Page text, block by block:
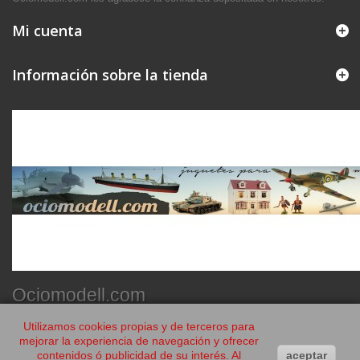
Mi cuenta
Información sobre la tienda
Ociomodell.com
Utilizamos cookies propias y de terceros para
mejorar la experiencia de navegación y ofrecer
contenidos ó publicidad de su interés. Al
aceptar